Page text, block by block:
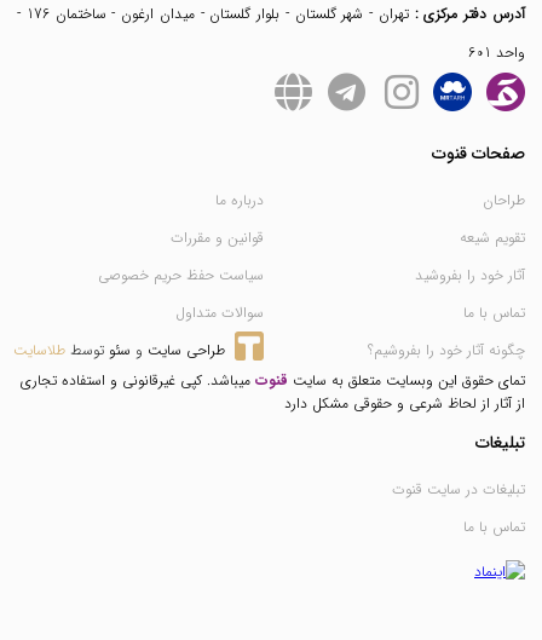
آدرس دفتر مرکزی :
تهران - شهر گلستان - بلوار گلستان - میدان ارغون - ساختمان 176 -
واحد 601
صفحات قنوت
طراحان
تقویم شیعه
آثار خود را بفروشید
تماس با ما
چگونه آثار خود را بفروشیم؟
درباره ما
قوانین و مقررات
سیاست حفظ حریم خصوصی
سوالات متداول
طراحی سایت و سئو توسط طلاسایت
تمای حقوق این وبسایت متعلق به سایت قنوت میباشد. کپی غیرقانونی و استفاده تجاری
از آثار از لحاظ شرعی و حقوقی مشکل دارد
تبلیغات
تبلیغات در سایت قنوت
تماس با ما